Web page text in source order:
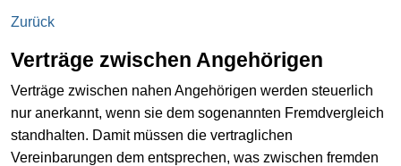
Zurück
Verträge zwischen Angehörigen
Verträge zwischen nahen Angehörigen werden steuerlich
nur anerkannt, wenn sie dem sogenannten Fremdvergleich
standhalten. Damit müssen die vertraglichen
Vereinbarungen dem entsprechen, was zwischen fremden